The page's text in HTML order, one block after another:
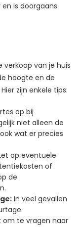
is doorgaans
verkoop van je huis
hoogte en de
zijn enkele tips:
op bij
niet alleen de
wat er precies
op eventuele
of
de
In veel gevallen
om te vragen naar